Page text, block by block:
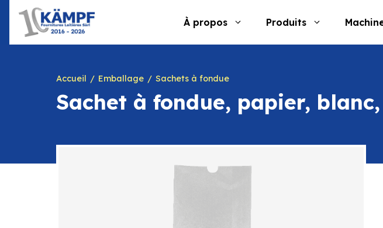
contenu
À propos Produits
Accueil Emballage Sachets à fondue
Sachet à fondue, papier,